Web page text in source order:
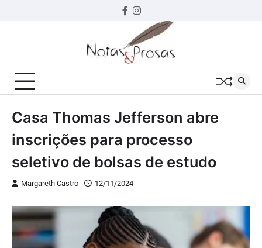
Facebook
instagram
Casa Thomas Jefferson abre
inscrições para processo
seletivo de bolsas de estudo
Margareth Castro 12/11/2024